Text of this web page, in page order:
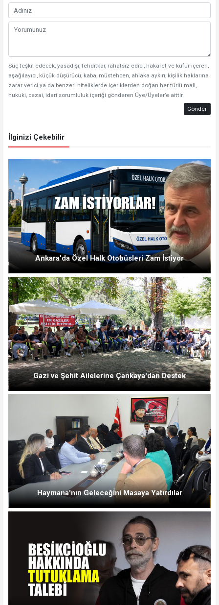
Suç teşkil edecek, yasadışı, tehditkar, rahatsız edici, hakaret ve küfür içeren,
aşağılayıcı, küçük düşürücü, kaba, müstehcen, ahlaka aykırı, kişilik haklarına
zarar verici ya da benzeri niteliklerde içeriklerden doğan her türlü mali,
hukuki, cezai, idari sorumluluk içeriği gönderen Üye/Üyeler’e aittir.
Gönder
İlginizi Çekebilir
Ankara'da Özel Halk Otobüsleri Zam İstiyor
Gazi ve Şehit Ailelerine Çankaya'dan Destek
Haymana'nın Geleceğini Masaya Yatırdılar